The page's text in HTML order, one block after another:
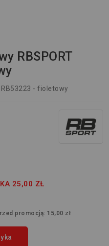
RBSPORT
- fioletowy
25,00 ZŁ
promocją: 15,00 zł